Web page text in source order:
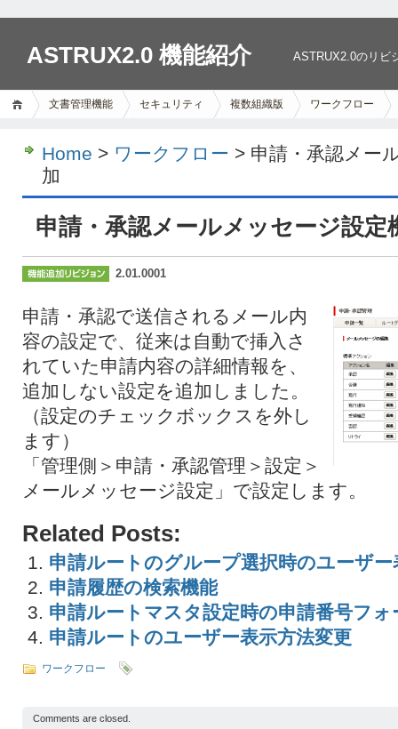
ASTRUX2.0 機能紹介 ASTRUX2.0のリビ
文書管理機能 セキュリティ 複数組織版 ワークフロー
Home > ワークフロー > 申請・承認メー
加
申請・承認メールメッセージ設定
2.01.0001
申請・承認で送信されるメール内
容の設定で、従来は自動で挿入さ
れていた申請内容の詳細情報を、
追加しない設定を追加しました。
（設定のチェックボックスを外し
ます）
「管理側＞申請・承認管理＞設定＞
メールメッセージ設定」で設定します。
Related Posts:
申請ルートのグループ選択時のユーザ
申請履歴の検索機能
申請ルートマスタ設定時の申請番号フ
申請ルートのユーザー表示方法変更
ワークフロー
Comments are closed.